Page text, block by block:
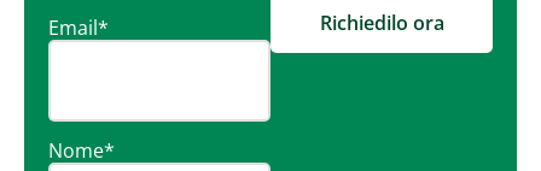
Email*
Nome*
Richiedilo ora